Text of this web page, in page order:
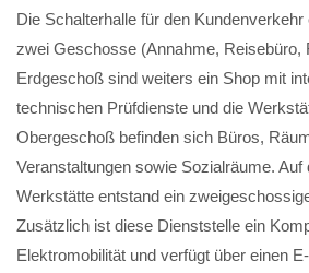
Die Schalterhalle für den
zwei Geschosse (Annahme, Reisebüro,
Erdgeschoß sind weiters ein Shop mit
technischen Prüfdienste und die
Obergeschoß befinden sich Büros,
Veranstaltungen sowie Sozialräume. Auf
Werkstätte entstand ein
Zusätzlich ist diese Dienststelle ein
Elektromobilität und verfügt über einen